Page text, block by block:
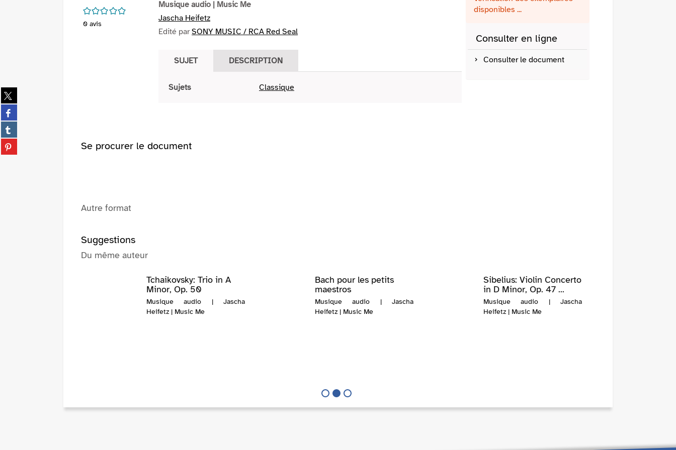
Partager
sur
twitter
(Nouvelle
fenêtre)
Partager
sur
facebook
(Nouvelle
fenêtre)
Partager
sur
tumblr
Partager
sur
/5
0 avis
Musique audio | Music Me
Jascha Heifetz
Edité parSONY MUSIC / RCA Red Seal
SUJET DESCRIPTION
Sujets Classique
disponibles ...
Consulter en ligne
Consulter le document
Se procurer le document
Autre format
Suggestions
Du même auteur
Bach pour les petits
maestros
Musique audio | Jascha
Heifetz | Music Me
Sibelius: Violin Concerto
in D Minor, Op. 47 ...
Musique audio | Jascha
Heifetz | Music Me
Tchaikovsky: Trio in A
Minor, Op. 50
Musique audio | Jascha
Heifetz | Music Me